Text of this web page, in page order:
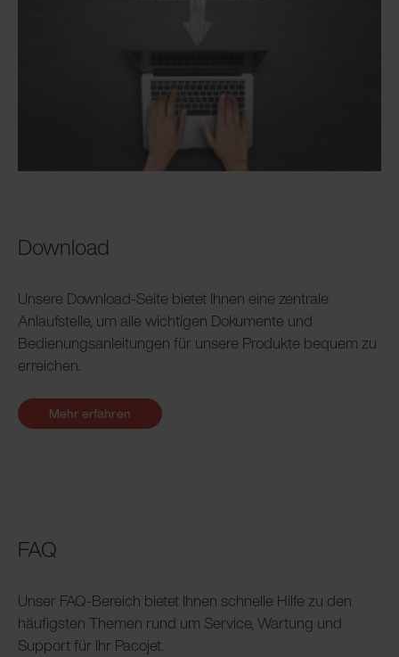
Download
Unsere Download-Seite bietet Ihnen eine zentrale
Anlaufstelle, um alle wichtigen Dokumente und
Bedienungsanleitungen für unsere Produkte bequem zu
erreichen.
Mehr erfahren
FAQ
Unser FAQ-Bereich bietet Ihnen schnelle Hilfe zu den
häufigsten Themen rund um Service, Wartung und
Support für Ihr Pacojet.